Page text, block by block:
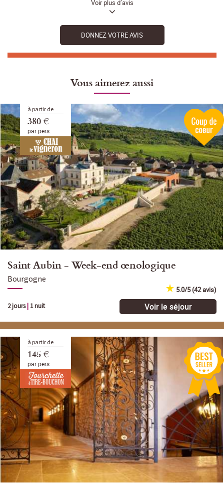
Voir plus d’avis
DONNEZ VOTRE AVIS
Vous aimerez aussi
à partir de
380 €
par pers.
Saint Aubin - Week-end œnologique
Bourgogne
5.0/5 (42 avis)
2 jours| 1 nuit Voir le séjour
à partir de
145 €
par pers.